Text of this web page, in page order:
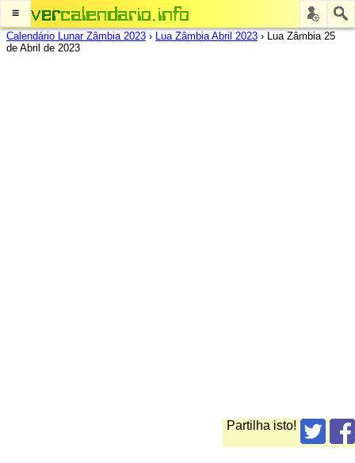
≡
Calendário Lunar Zâmbia 2023 › Lua Zâmbia Abril 2023 › Lua Zâmbia 25
de Abril de 2023
Partilha isto!